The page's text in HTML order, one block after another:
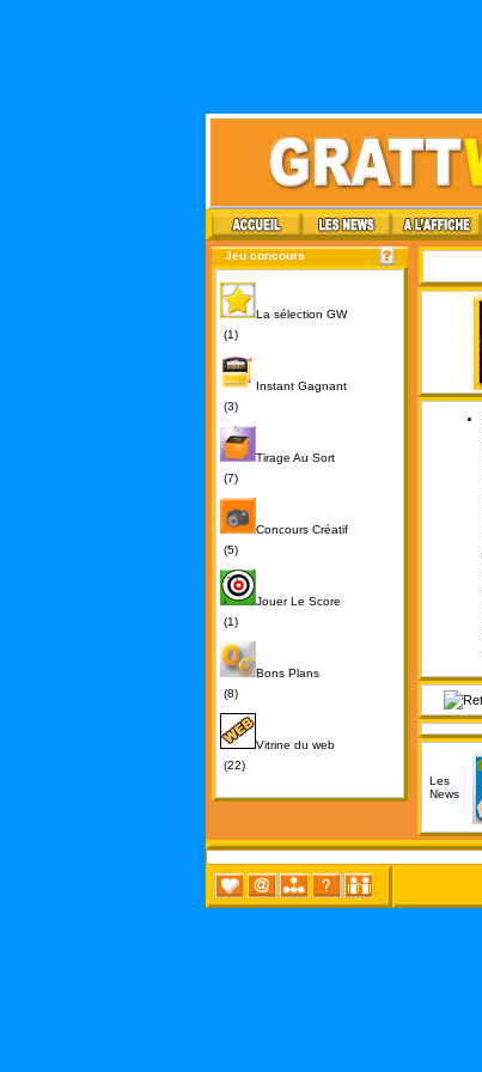
Jeu concours
La sélection GW
(1)
Instant Gagnant
(3)
Tirage Au Sort
(7)
Concours Créatif
(5)
Jouer Le Score
(1)
Bons Plans
(8)
Vitrine du web
(22)
Les
News